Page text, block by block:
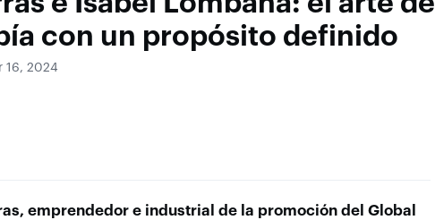
con un propósito definido
16, 2024
emprendedor e industrial de la promoción del Global